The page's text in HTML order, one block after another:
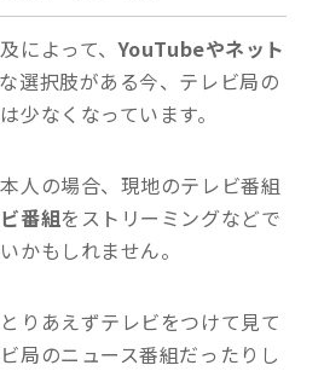
によって、YouTubeやネット
選択肢がある今、テレビ局の
少なくなっています。
人の場合、現地のテレビ番組
番組をストリーミングなどで
かもしれません。
りあえずテレビをつけて見て
局のニュース番組だったりし